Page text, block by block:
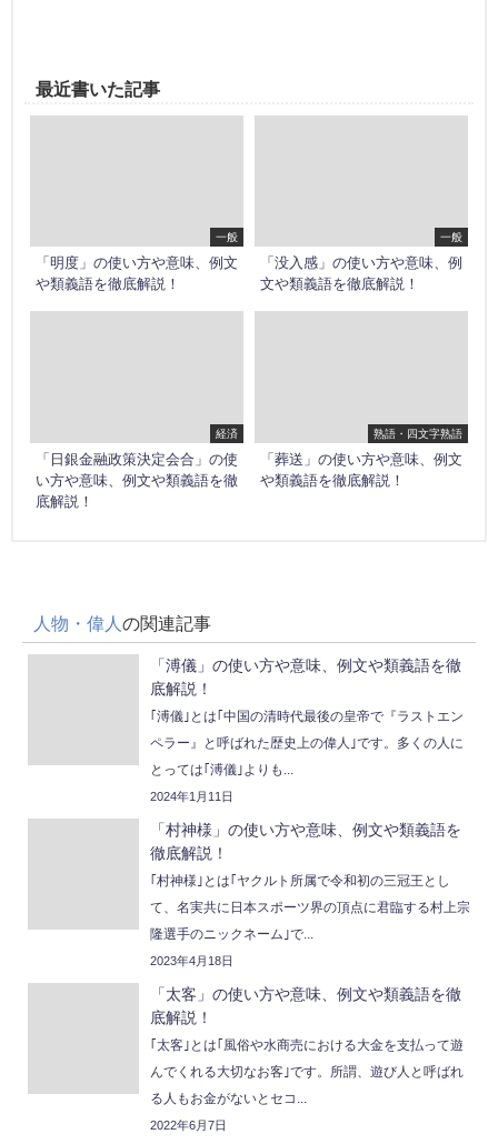
最近書いた記事
一般
「明度」の使い方や意味、例文
や類義語を徹底解説！
一般
「没入感」の使い方や意味、例
文や類義語を徹底解説！
経済
「日銀金融政策決定会合」の使
い方や意味、例文や類義語を徹
底解説！
熟語・四文字熟語
「葬送」の使い方や意味、例文
や類義語を徹底解説！
人物・偉人 の関連記事
「溥儀」の使い方や意味、例文や類義語を徹
底解説！
｢溥儀｣とは｢中国の清時代最後の皇帝で『ラストエン
ペラー』と呼ばれた歴史上の偉人｣です。多くの人に
とっては｢溥儀｣よりも...
2024年1月11日
「村神様」の使い方や意味、例文や類義語を
徹底解説！
｢村神様｣とは｢ヤクルト所属で令和初の三冠王とし
て、名実共に日本スポーツ界の頂点に君臨する村上宗
隆選手のニックネーム｣で...
2023年4月18日
「太客」の使い方や意味、例文や類義語を徹
底解説！
｢太客｣とは｢風俗や水商売における大金を支払って遊
んでくれる大切なお客｣です。所謂、遊び人と呼ばれ
る人もお金がないとセコ...
2022年6月7日